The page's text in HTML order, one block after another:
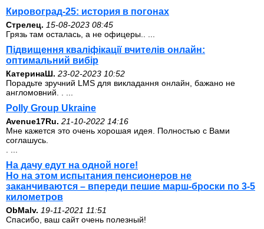
Кировоград-25: история в погонах
Стрелец. 15-08-2023 08:45
Грязь там осталась, а не офицеры.. ...
Підвищення кваліфікації вчителів онлайн:
оптимальний вибір
КатеринаШ. 23-02-2023 10:52
Порадьте зручний LMS для викладання онлайн, бажано не
англомовний. . ...
Polly Group Ukraine
Avenue17Ru. 21-10-2022 14:16
Мне кажется это очень хорошая идея. Полностью с Вами
соглашусь.
На дачу едут на одной ноге!
Но на этом испытания пенсионеров не
заканчиваются – впереди пешие марш-броски по 3-5
километров
ОbMalv. 19-11-2021 11:51
Спасибо, ваш сайт очень полезный!